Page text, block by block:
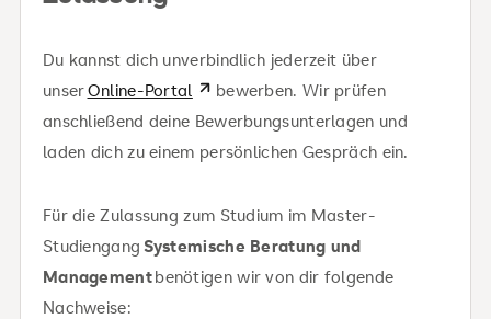
Du kannst dich unverbindlich jederzeit über
unserOnline-Portal
bewerben. Wir prüfen
anschließend deine Bewerbungsunterlagen und
laden dich zu einem persönlichen Gespräch ein.
Für die Zulassung zum Studium im Master-
Studiengang Systemische Beratung und
Managementbenötigen wir von dir folgende
Nachweise: